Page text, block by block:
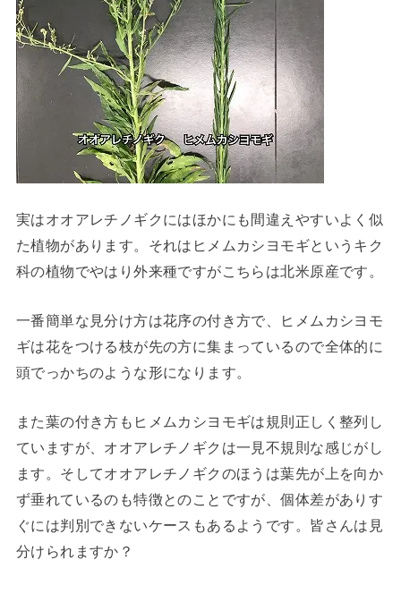
実はオオアレチノギクにはほかにも間違えやすいよく似
た植物があります。それはヒメムカシヨモギというキク
科の植物でやはり外来種ですがこちらは北米原産です。
一番簡単な見分け方は花序の付き方で、ヒメムカシヨモ
ギは花をつける枝が先の方に集まっているので全体的に
頭でっかちのような形になります。
また葉の付き方もヒメムカシヨモギは規則正しく整列し
ていますが、オオアレチノギクは一見不規則な感じがし
ます。そしてオオアレチノギクのほうは葉先が上を向か
ず垂れているのも特徴とのことですが、個体差がありす
ぐには判別できないケースもあるようです。皆さんは見
分けられますか？